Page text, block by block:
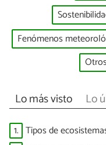
Fenómenos
Lo más visto Lo
1. Tipos de